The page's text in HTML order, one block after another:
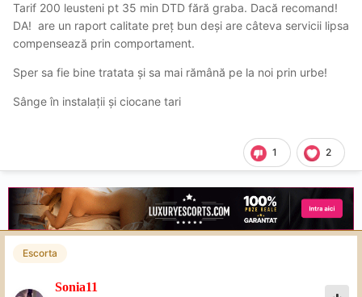
Tarif 200 leusteni pt 35 min DTD fără graba. Dacă recomand!
DA! are un raport calitate preț bun deși are câteva servicii lipsa
compensează prin comportament.
Sper sa fie bine tratata și sa mai rămână pe la noi prin urbe!
Sânge în instalații și ciocane tari
1 2
Escorta
Sonia11